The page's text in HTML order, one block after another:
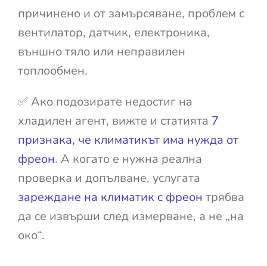
причинено и от замърсяване, проблем с
вентилатор, датчик, електроника,
външно тяло или неправилен
топлообмен.
✅ Ако подозирате недостиг на
хладилен агент, вижте и статията 7
признака, че климатикът има нужда от
фреон. А когато е нужна реална
проверка и допълване, услугата
зареждане на климатик с фреон трябва
да се извърши след измерване, а не „на
око“.